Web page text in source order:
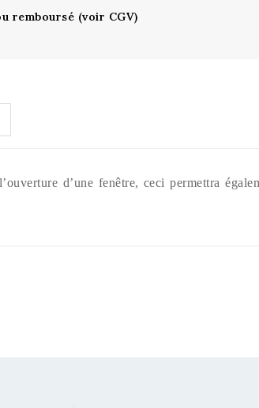
remboursé (voir CGV)
d’une fenêtre, ceci permettra